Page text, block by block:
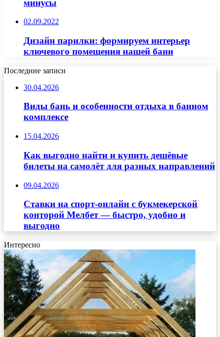
минусы
02.09.2022
Дизайн парилки: формируем интерьер
ключевого помещения нашей бани
Последние записи
30.04.2026
Виды бань и особенности отдыха в банном
комплексе
15.04.2026
Как выгодно найти и купить дешёвые
билеты на самолёт для разных направлений
09.04.2026
Ставки на спорт-онлайн с букмекерской
конторой Мелбет — быстро, удобно и
выгодно
Интересно